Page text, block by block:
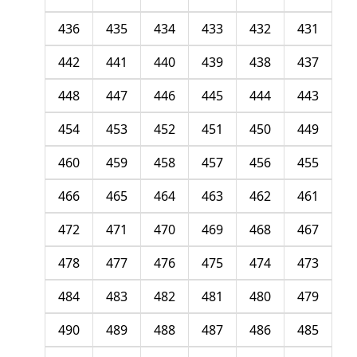
431
432
433
434
435
436
437
438
439
440
441
442
443
444
445
446
447
448
449
450
451
452
453
454
455
456
457
458
459
460
461
462
463
464
465
466
467
468
469
470
471
472
473
474
475
476
477
478
479
480
481
482
483
484
485
486
487
488
489
490